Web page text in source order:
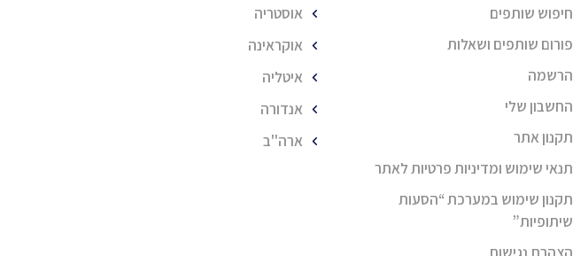
אוסטריה
אוקראינה
איטליה
אנדורה
ארה''ב
חיפוש שותפים
פורום שותפים ושאלות
הרשמה
החשבון שלי
תקנון אתר
תנאי שימוש ומדיניות פרטיות לאתר
תקנון שימוש במערכת “הסעות
שיתופיות”